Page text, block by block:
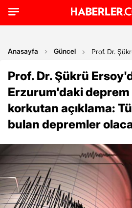
Anasayfa Güncel Prof. Dr.
Prof. Dr. Şükrü
Erzurum'daki deprem
korkutan açıklama:
bulan depremler